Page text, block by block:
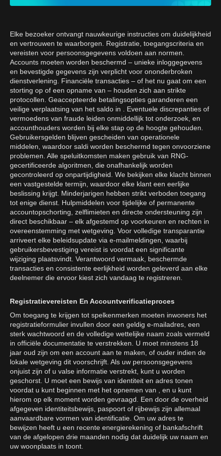
Elke bezoeker ontvangt nauwkeurige instructies om duidelijkheid
en vertrouwen te waarborgen. Registratie, toegangscriteria en
vereisten voor persoonsgegevens voldoen aan normen.
Accounts moeten worden beschermd – unieke inloggegevens
en bevestigde gegevens zijn verplicht voor ononderbroken
dienstverlening. Financiële transacties – of het nu gaat om een
storting op of een opname van – houden zich aan strikte
protocollen. Geaccepteerde betalingsopties garanderen een
veilige verplaatsing van het saldo in . Eventuele discrepanties of
vermoedens van fraude leiden onmiddellijk tot onderzoek, en
accounthouders worden bij elke stap op de hoogte gehouden.
Gebruikersgelden blijven gescheiden van operationele
middelen, waardoor saldi worden beschermd tegen onvoorziene
problemen. Alle speluitkomsten maken gebruik van RNG-
gecertificeerde algoritmen, die onafhankelijk worden
gecontroleerd op onpartijdigheid. We bekijken elke klacht binnen
een vastgestelde termijn, waardoor elke klant een eerlijke
beslissing krijgt. Minderjarigen hebben strikt verboden toegang
tot enige dienst. Hulpmiddelen voor tijdelijke of permanente
accountopschorting, zelflimieten en directe ondersteuning zijn
direct beschikbaar – elk afgestemd op voorkeuren en rechten in
overeenstemming met wetgeving. Voor volledige transparantie
arriveert elke beleidsupdate via e-mailmeldingen, waarbij
gebruikersbevestiging vereist is voordat een significante
wijziging plaatsvindt. Verantwoord vermaak, beschermde
transacties en consistente eerlijkheid worden geleverd aan elke
deelnemer die ervoor kiest zich vandaag te registreren.
Registratievereisten En Accountverificatieproces
Om toegang te krijgen tot spelkenmerken moeten inwoners het
registratieformulier invullen door een geldig e-mailadres, een
sterk wachtwoord en de volledige wettelijke naam zoals vermeld
in officiële documentatie te verstrekken. U moet minstens 18
jaar oud zijn om een account aan te maken, of ouder indien de
lokale wetgeving dit voorschrijft. Als uw persoonsgegevens
onjuist zijn of u valse informatie verstrekt, kunt u worden
geschorst. U moet een bewijs van identiteit en adres tonen
voordat u kunt beginnen met het opnemen van , en u kunt
hierom op elk moment worden gevraagd. Een door de overheid
afgegeven identiteitsbewijs, paspoort of rijbewijs zijn allemaal
aanvaardbare vormen van identificatie. Om uw adres te
bewijzen heeft u een recente energierekening of bankafschrift
van de afgelopen drie maanden nodig dat duidelijk uw naam en
uw woonplaats in toont.